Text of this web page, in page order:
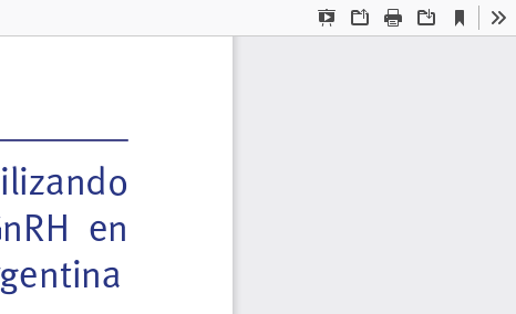
Presentation
OpenPrint Download
Current
View
en